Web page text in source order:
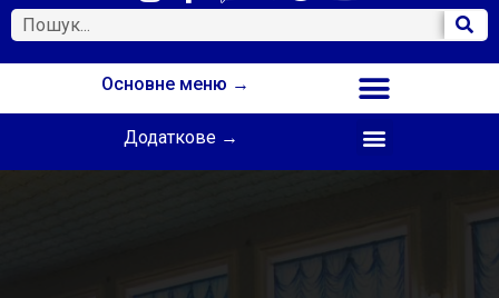
Основне меню →
Додаткове →